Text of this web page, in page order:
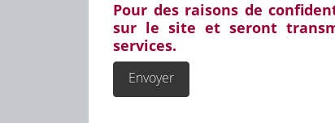
Pour des raisons de
sur le site et seront
services.